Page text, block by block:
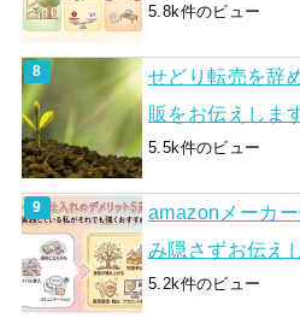
5.8k件のビュー
せどり転売を辞
販をお伝えしま
5.5k件のビュー
amazonメーカ
み隠さずお伝え
5.2k件のビュー